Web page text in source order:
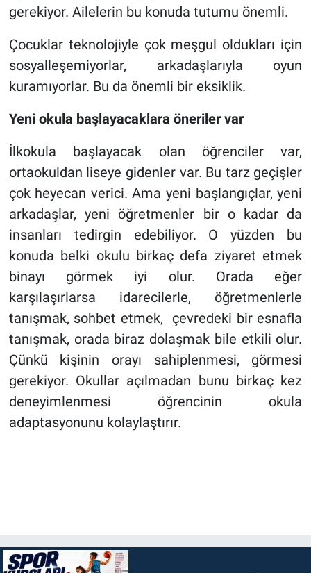
gerekiyor. Ailelerin bu konuda tutumu önemli.
Çocuklar teknolojiyle çok meşgul oldukları için
sosyalleşemiyorlar, arkadaşlarıyla oyun
kuramıyorlar. Bu da önemli bir eksiklik.
Yeni okula başlayacaklara öneriler var
İlkokula başlayacak olan öğrenciler var,
ortaokuldan liseye gidenler var. Bu tarz geçişler
çok heyecan verici. Ama yeni başlangıçlar, yeni
arkadaşlar, yeni öğretmenler bir o kadar da
insanları tedirgin edebiliyor. O yüzden bu
konuda belki okulu birkaç defa ziyaret etmek
binayı görmek iyi olur. Orada eğer
karşılaşırlarsa idarecilerle, öğretmenlerle
tanışmak, sohbet etmek, çevredeki bir esnafla
tanışmak, orada biraz dolaşmak bile etkili olur.
Çünkü kişinin orayı sahiplenmesi, görmesi
gerekiyor. Okullar açılmadan bunu birkaç kez
deneyimlenmesi öğrencinin okula
adaptasyonunu kolaylaştırır.